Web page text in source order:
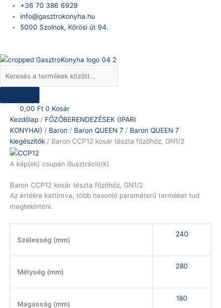
content
+36 70 386 6929
info@gasztrokonyha.hu
5000 Szolnok, Kőrösi út 94.
Products
search
0,00 Ft 0 Kosár
Kezdőlap / FŐZŐBERENDEZÉSEK (IPARI
KONYHAI) / Baron / Baron QUEEN 7 / Baron QUEEN 7
kiegészítők / Baron CCP12 kosár tészta főzőhöz, GN1/2
A kép(ek) csupán illusztráció(k)
Baron CCP12 kosár tészta főzőhöz, GN1/2
Az értékre kattintva, több hasonló paraméterű terméket tud
megtekinteni.
Szélesség (mm)
240
Mélység (mm)
280
Magasság (mm)
180
Baron
CCP12
kosár
GN1/2